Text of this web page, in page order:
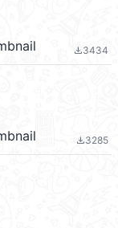
file_download3434
file_download3285